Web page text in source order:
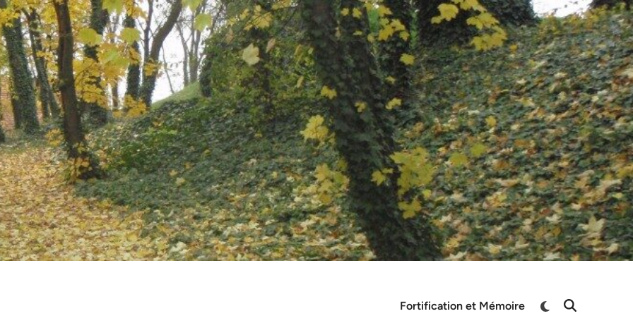
Fortification et Mémoire
Switch
Open